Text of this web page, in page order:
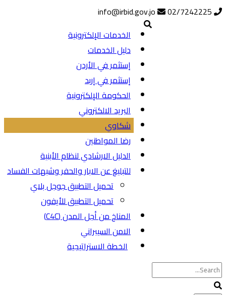
الخدمات الإلكترونية
دليل الخدمات
إستثمر في الأردن
إستثمر في إربد
الحكومة الإلكترونية
البريد الالكتروني
شكاوي
رضا المواطنين
الدليل الارشادي لنظام الأبنية
للتبليغ عن الابار والحفر وشبهات الفساد
تحميل التطبيق جوجل بلاي
تحميل التطبيق للأيفون
المناخ من أجل المدن (C4C)
الامن السيبراني
الخطة الاستراتيجية